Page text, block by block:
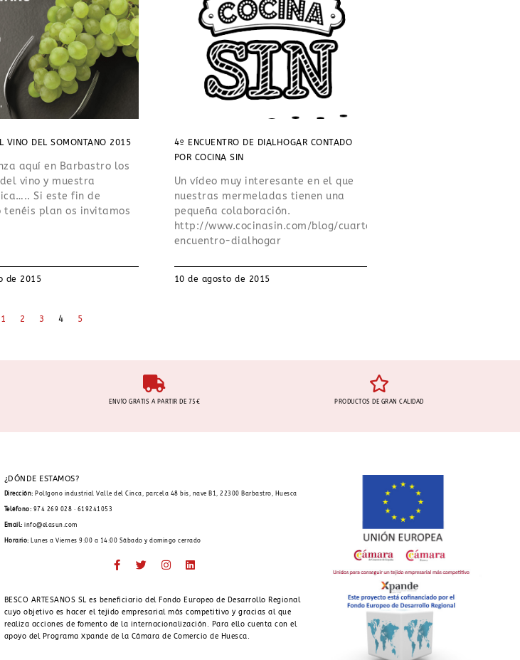
VINO DEL SOMONTANO 2015
aquí en Barbastro los
vino y muestra
Si este fin de
tenéis plan os invitamos
de 2015
4º ENCUENTRO DE DIALHOGAR CONTADO
POR COCINA SIN
Un vídeo muy interesante en el que
nuestras mermeladas tienen una
pequeña colaboración.
http://www.cocinasin.com/blog/cuarto-
encuentro-dialhogar
10 de agosto de 2015
1 2 3 4 5
ENVÍO GRATIS A PARTIR DE 75€ PRODUCTOS DE GRAN CALIDAD
¿DÓNDE ESTAMOS?
Dirección: Polígono industrial Valle del Cinca, parcela 48 bis, nave B1, 22300 Barbastro, Huesca
Teléfono: 974 269 028 · 619241053
Email:info@elasun.com
Horario: Lunes a Viernes 9:00 a 14:00 Sábado y domingo cerrado
BESCO ARTESANOS SL es beneficiario del Fondo Europeo de Desarrollo Regional
cuyo objetivo es hacer el tejido empresarial más competitivo y gracias al que
realiza acciones de fomento de la internacionalización. Para ello cuenta con el
apoyo del Programa Xpande de la Cámara de Comercio de Huesca.